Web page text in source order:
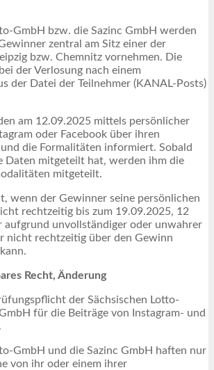
GmbH bzw. die Sazinc GmbH werden
zentral am Sitz einer der
bzw. Chemnitz vornehmen. Die
der Verlosung nach einem
der Datei der Teilnehmer (KANAL-Posts)
am 12.09.2025 mittels persönlicher
oder Facebook über ihren
die Formalitäten informiert. Sobald
Daten mitgeteilt hat, werden ihm die
mitgeteilt.
wenn der Gewinner seine persönlichen
rechtzeitig bis zum 19.09.2025, 12
aufgrund unvollständiger oder unwahrer
nicht rechtzeitig über den Gewinn
Recht, Änderung
der Sächsischen Lotto-
für die Beiträge von Instagram- und
GmbH und die Sazinc GmbH haften nur
von ihr oder einem ihrer